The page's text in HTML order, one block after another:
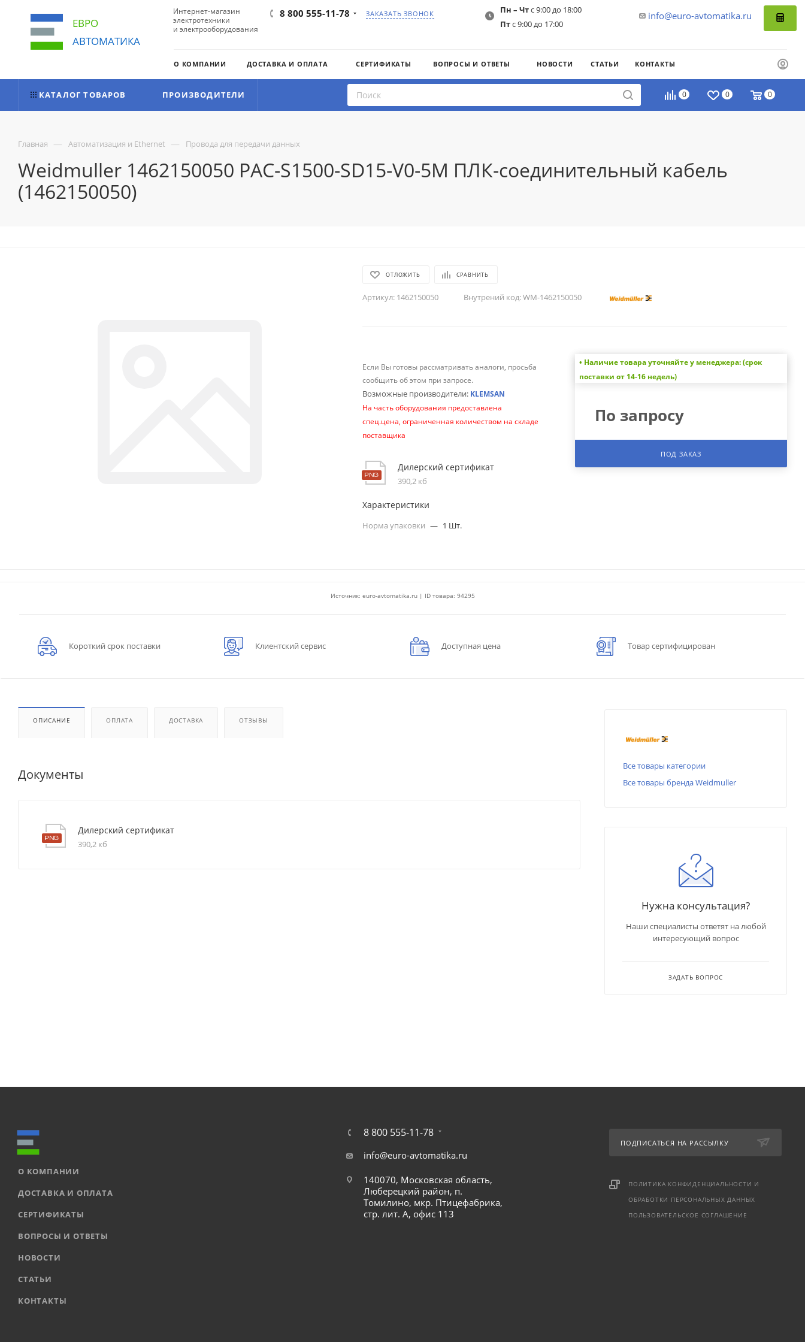
ЕВРО
АВТОМАТИКА
Интернет-магазин
электротехники
и электрооборудования
8 800 555-11-78 ЗАКАЗАТЬ ЗВОНОК info@euro-avtomatika.ru
Пн – Чтс 9:00 до 18:00
Птс 9:00 до 17:00
О КОМПАНИИ ДОСТАВКА И ОПЛАТА СЕРТИФИКАТЫ ВОПРОСЫ И ОТВЕТЫ НОВОСТИ СТАТЬИ КОНТАКТЫ
0 0 0
КАТАЛОГ ТОВАРОВ ПРОИЗВОДИТЕЛИ
Главная — Автоматизация и Ethernet — Провода для передачи данных
Weidmuller 1462150050 PAC-S1500-SD15-V0-5M ПЛК-соединительный кабель
(1462150050)
ОТЛОЖИТЬ СРАВНИТЬ
Артикул: 1462150050 Внутрений код:WM-1462150050
Если Вы готовы рассматривать аналоги, просьба
сообщить об этом при запросе.
Возможные производители: KLEMSAN
На часть оборудования предоставлена
спец.цена, ограниченная количеством на складе
поставщика
Дилерский сертификат
390,2 кб
Характеристики
Норма упаковки — 1 Шт.
• Наличие товара уточняйте у менеджера: (срок
поставки от 14-16 недель)
По запросу
ПОД ЗАКАЗ
Источник: euro-avtomatika.ru | ID товара: 94295
Короткий срок поставки Клиентский сервис Доступная цена Товар сертифицирован
ОПИСАНИЕ ОПЛАТА ДОСТАВКА ОТЗЫВЫ
Документы
Дилерский сертификат
390,2 кб
Все товары категории
Все товары бренда Weidmuller
Нужна консультация?
Наши специалисты ответят на любой
интересующий вопрос
ЗАДАТЬ ВОПРОС
О КОМПАНИИ
ДОСТАВКА И ОПЛАТА
СЕРТИФИКАТЫ
ВОПРОСЫ И ОТВЕТЫ
НОВОСТИ
СТАТЬИ
КОНТАКТЫ
8 800 555-11-78
info@euro-avtomatika.ru
140070, Московская область,
Люберецкий район, п.
Томилино, мкр. Птицефабрика,
стр. лит. А, офис 113
ПОДПИСАТЬСЯ НА РАССЫЛКУ
ПОЛИТИКА КОНФИДЕНЦИАЛЬНОСТИ И
ОБРАБОТКИ ПЕРСОНАЛЬНЫХ ДАННЫХ
ПОЛЬЗОВАТЕЛЬСКОЕ СОГЛАШЕНИЕ